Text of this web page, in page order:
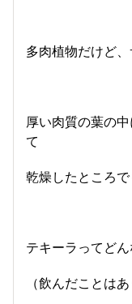
多肉植物だけど
厚い肉質の葉の
て
乾燥したところで
テキーラってど
（飲んだことは